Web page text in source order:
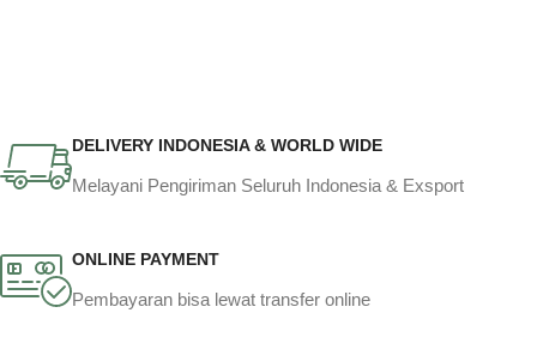
DELIVERY INDONESIA & WORLD WIDE
Melayani Pengiriman Seluruh Indonesia & Exsport
ONLINE PAYMENT
Pembayaran bisa lewat transfer online